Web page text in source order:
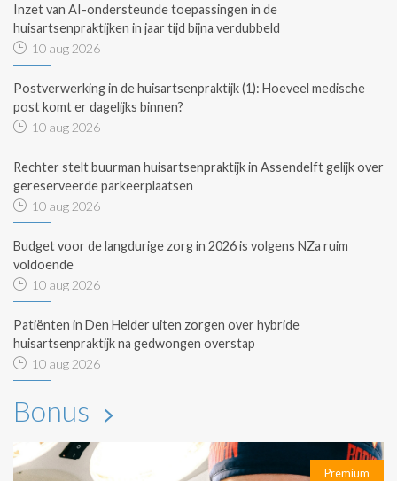
Inzet van AI-ondersteunde toepassingen in de
huisartsenpraktijken in jaar tijd bijna verdubbeld
10 aug 2026
Postverwerking in de huisartsenpraktijk (1): Hoeveel medische
post komt er dagelijks binnen?
10 aug 2026
Rechter stelt buurman huisartsenpraktijk in Assendelft gelijk over
gereserveerde parkeerplaatsen
10 aug 2026
Budget voor de langdurige zorg in 2026 is volgens NZa ruim
voldoende
10 aug 2026
Patiënten in Den Helder uiten zorgen over hybride
huisartsenpraktijk na gedwongen overstap
10 aug 2026
Bonus
Premium